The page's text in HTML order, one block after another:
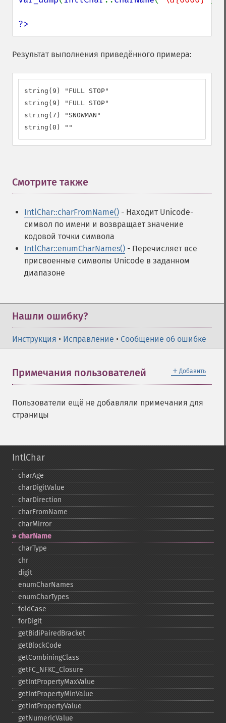
?>
Результат выполнения приведённого примера:
string(9) "FULL STOP"
string(9) "FULL STOP"
string(7) "SNOWMAN"
string(0) ""
Смотрите также
IntlChar::charFromName() - Находит Unicode-
символ по имени и возвращает значение
кодовой точки символа
IntlChar::enumCharNames() - Перечисляет все
присвоенные символы Unicode в заданном
диапазоне
Нашли ошибку?
Инструкция • Исправление • Сообщение об ошибке
＋ Добавить
Примечания пользователей
Пользователи ещё не добавляли примечания для
страницы
IntlChar
charAge
charDigitValue
charDirection
charFromName
charMirror
charName
charType
chr
digit
enumCharNames
enumCharTypes
foldCase
forDigit
getBidiPairedBracket
getBlockCode
getCombiningClass
getFC_​NFKC_​Closure
getIntPropertyMaxValue
getIntPropertyMinValue
getIntPropertyValue
getNumericValue